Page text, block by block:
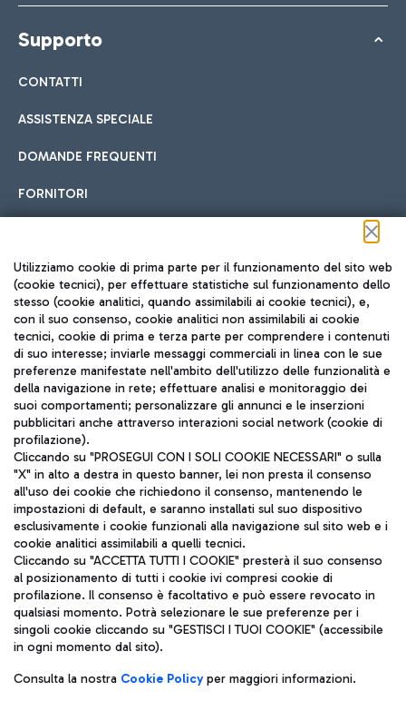
Supporto
CONTATTI
ASSISTENZA SPECIALE
DOMANDE FREQUENTI
FORNITORI
Seguici sui social
TRAVEL JOURNAL
ITA
Aeroporti di Roma S.p.A. - Società soggetta a direzione e
coordinamento di Mundys S.p.A.
Codice fiscale e Registro delle Imprese di Roma 13032990155 P.
IVA 06572251004
Capitale sociale 62.224.743,00 int. vers.
Sede legale: Via Pier Paolo Racchetti 1 - 00054 Fiumicino (RM)
telefono +39 06 65951
Privacy policy
Note legali
Utilizziamo cookie di prima parte per il funzionamento del sito web
(cookie tecnici), per effettuare statistiche sul funzionamento dello
stesso (cookie analitici, quando assimilabili ai cookie tecnici), e,
con il suo consenso, cookie analitici non assimilabili ai cookie
tecnici, cookie di prima e terza parte per comprendere i contenuti
di suo interesse; inviarle messaggi commerciali in linea con le sue
preferenze manifestate nell'ambito dell'utilizzo delle funzionalità e
della navigazione in rete; effettuare analisi e monitoraggio dei
suoi comportamenti; personalizzare gli annunci e le inserzioni
pubblicitari anche attraverso interazioni social network (cookie di
profilazione).
Cliccando su "PROSEGUI CON I SOLI COOKIE NECESSARI" o sulla
"X" in alto a destra in questo banner, lei non presta il consenso
all'uso dei cookie che richiedono il consenso, mantenendo le
impostazioni di default, e saranno installati sul suo dispositivo
esclusivamente i cookie funzionali alla navigazione sul sito web e i
cookie analitici assimilabili a quelli tecnici.
Cliccando su "ACCETTA TUTTI I COOKIE" presterà il suo consenso
al posizionamento di tutti i cookie ivi compresi cookie di
profilazione. Il consenso è facoltativo e può essere revocato in
qualsiasi momento. Potrà selezionare le sue preferenze per i
singoli cookie cliccando su "GESTISCI I TUOI COOKIE" (accessibile
in ogni momento dal sito).
Consulta la nostra Cookie Policyper maggiori informazioni.